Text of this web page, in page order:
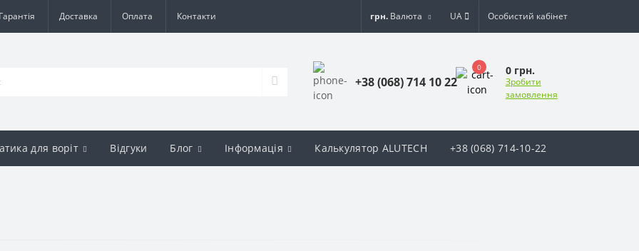
Гарантія Доставка Оплата Контакти грн. Валюта UA Особистий кабінет
+38 (068) 714 10 22
0 0 грн.
Зробити
замовлення
для воріт Відгуки Блог Інформація Калькулятор ALUTECH +38 (068) 714-10-22